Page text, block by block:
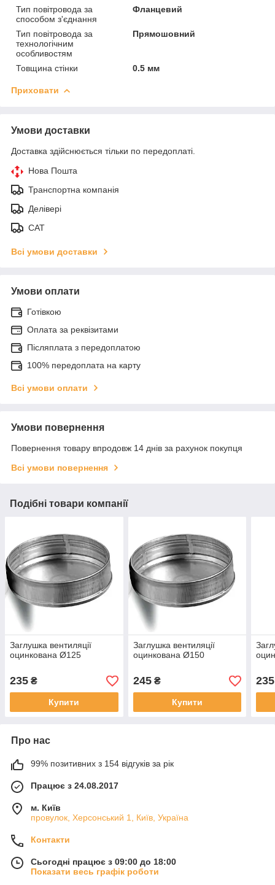
Тип повітровода за
способом з'єднання
Фланцевий
Тип повітровода за
технологічним
особливостям
Прямошовний
Товщина стінки 0.5 мм
Приховати
Умови доставки
Доставка здійснюється тільки по передоплаті.
Нова Пошта
Транспортна компанія
Делівері
САТ
Всі умови доставки
Умови оплати
Готівкою
Оплата за реквізитами
Післяплата з передоплатою
100% передоплата на карту
Всі умови оплати
Умови повернення
Повернення товару впродовж 14 днів за рахунок покупця
Всі умови повернення
Подібні товари компанії
Заглушка вентиляції
оцинкована Ø125
235 ₴
Купити
Заглушка вентиляції
оцинкована Ø150
245₴
Купити
235
Про нас
99% позитивних з 154 відгуків за рік
Працює з 24.08.2017
м. Київ
провулок, Херсонський 1, Київ, Україна
Контакти
Сьогодні працює з 09:00 до 18:00
Показати весь графік роботи